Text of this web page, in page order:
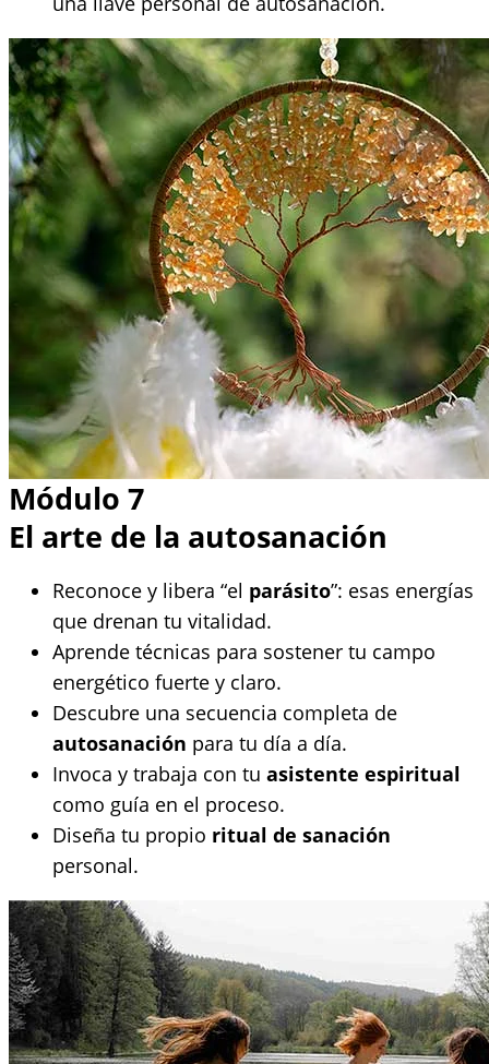
Módulo 7
El arte de la autosanación
Reconoce y libera “el parásito”: esas energías
que drenan tu vitalidad.
Aprende técnicas para sostener tu campo
energético fuerte y claro.
Descubre una secuencia completa de
autosanación para tu día a día.
Invoca y trabaja con tu asistente espiritual
como guía en el proceso.
Diseña tu propio ritual de sanación
personal.